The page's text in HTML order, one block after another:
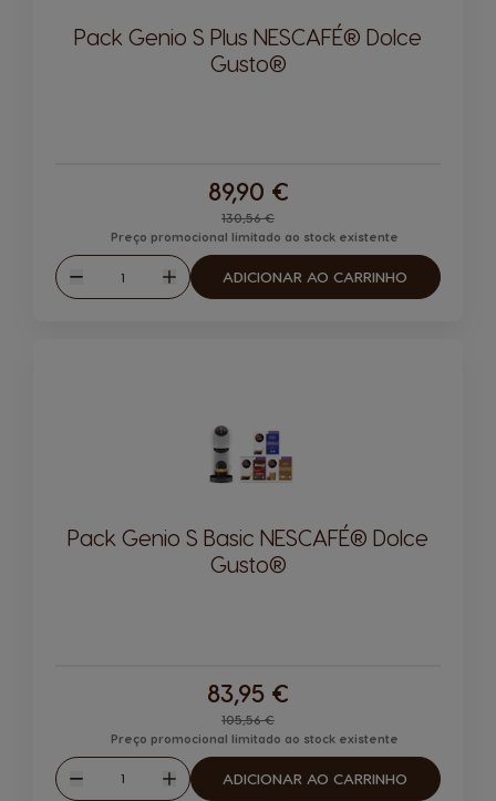
Pack Genio S Plus NESCAFÉ® Dolce
Gusto®
Regular Price
130,56 €
89,90 €
Preço promocional limitado ao stock existente
Reduzir
Quantidade
Aumentar
ADICIONAR AO CARRINHO
Pack Genio S Basic NESCAFÉ® Dolce
Gusto®
Regular Price
105,56 €
83,95 €
Preço promocional limitado ao stock existente
Reduzir
Quantidade
Aumentar
ADICIONAR AO CARRINHO